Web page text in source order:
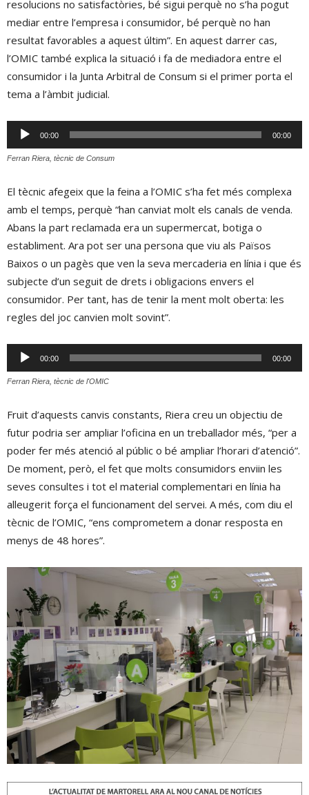
resolucions no satisfactòries, bé sigui perquè no s’ha pogut
mediar entre l’empresa i consumidor, bé perquè no han
resultat favorables a aquest últim”. En aquest darrer cas,
l’OMIC també explica la situació i fa de mediadora entre el
consumidor i la Junta Arbitral de Consum si el primer porta el
tema a l’àmbit judicial.
Reproductor
d'àudio
00:00 00:00
Ferran Riera, tècnic de Consum
El tècnic afegeix que la feina a l’OMIC s’ha fet més complexa
amb el temps, perquè “han canviat molt els canals de venda.
Abans la part reclamada era un supermercat, botiga o
establiment. Ara pot ser una persona que viu als Països
Baixos o un pagès que ven la seva mercaderia en línia i que és
subjecte d’un seguit de drets i obligacions envers el
consumidor. Per tant, has de tenir la ment molt oberta: les
regles del joc canvien molt sovint”.
Reproductor
d'àudio
00:00 00:00
Ferran Riera, tècnic de l'OMIC
Fruit d’aquests canvis constants, Riera creu un objectiu de
futur podria ser ampliar l’oficina en un treballador més, “per a
poder fer més atenció al públic o bé ampliar l’horari d’atenció”.
De moment, però, el fet que molts consumidors enviin les
seves consultes i tot el material complementari en línia ha
alleugerit força el funcionament del servei. A més, com diu el
tècnic de l’OMIC, “ens comprometem a donar resposta en
menys de 48 hores”.